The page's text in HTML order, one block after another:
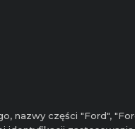
nazwy części "Ford",